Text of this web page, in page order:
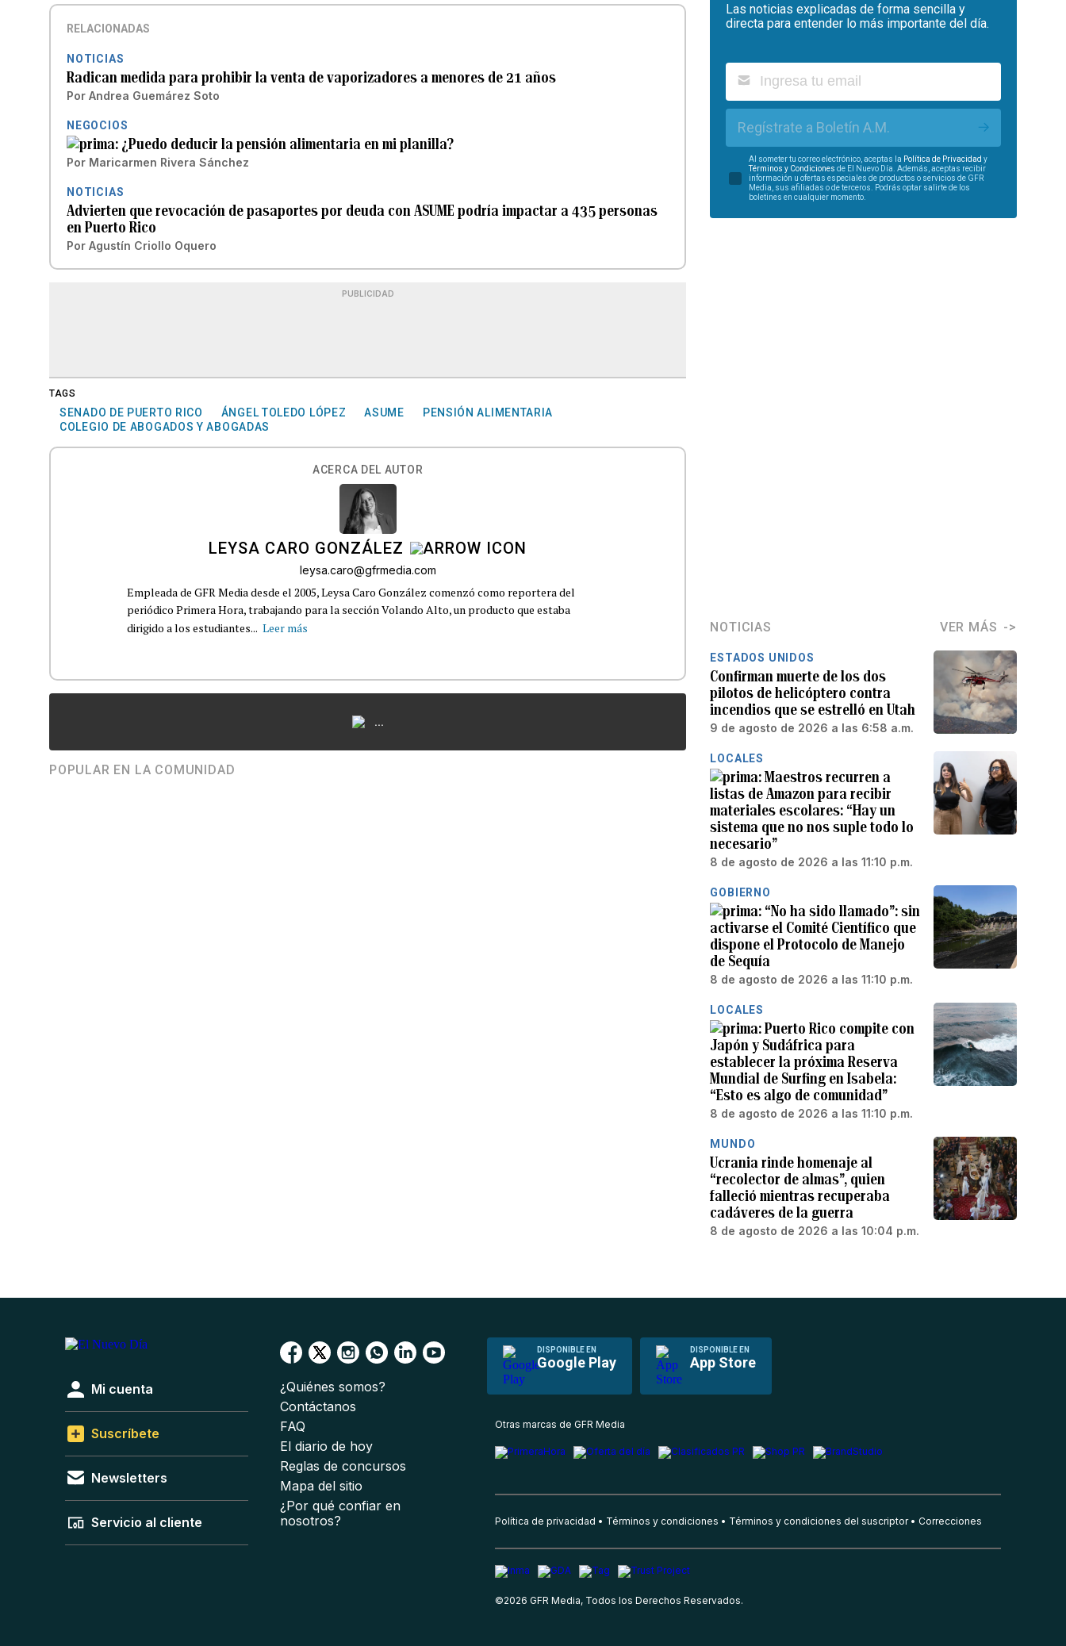
RELACIONADAS
NOTICIAS
Radican medida para prohibir la venta de vaporizadores a menores de 21 años
Por Andrea Guemárez Soto
NEGOCIOS
¿Puedo deducir la pensión alimentaria en mi planilla?
Por Maricarmen Rivera Sánchez
NOTICIAS
Advierten que revocación de pasaportes por deuda con ASUME podría impactar a 435 personas
en Puerto Rico
Por Agustín Criollo Oquero
PUBLICIDAD
TAGS
SENADO DE PUERTO RICO ÁNGEL TOLEDO LÓPEZ ASUME
PENSIÓN ALIMENTARIA
COLEGIO DE ABOGADOS Y ABOGADAS
ACERCA DEL AUTOR
LEYSA CARO GONZÁLEZ
leysa.caro@gfrmedia.com
Empleada de GFR Media desde el 2005, Leysa Caro González comenzó como reportera del
periódico Primera Hora, trabajando para la sección Volando Alto, un producto que estaba
dirigido a los estudiantes... Leer más
...
POPULAR EN LA COMUNIDAD
Las noticias explicadas de forma sencilla y
directa para entender lo más importante del día.
Regístrate a Boletín A.M.
Al someter tu correo electrónico, aceptas la Política de Privacidad y
Términos y Condiciones de El Nuevo Día. Además, aceptas recibir
información u ofertas especiales de productos o servicios de GFR
Media, sus afiliadas o de terceros. Podrás optar salirte de los
boletines en cualquier momento.
NOTICIAS VER MÁS
ESTADOS UNIDOS
Confirman muerte de los dos
pilotos de helicóptero contra
incendios que se estrelló en Utah
9 de agosto de 2026 a las 6:58 a.m.
LOCALES
Maestros recurren a
listas de Amazon para recibir
materiales escolares: “Hay un
sistema que no nos suple todo lo
necesario”
8 de agosto de 2026 a las 11:10 p.m.
GOBIERNO
“No ha sido llamado”: sin
activarse el Comité Científico que
dispone el Protocolo de Manejo
de Sequía
8 de agosto de 2026 a las 11:10 p.m.
LOCALES
Puerto Rico compite con
Japón y Sudáfrica para
establecer la próxima Reserva
Mundial de Surfing en Isabela:
“Esto es algo de comunidad”
8 de agosto de 2026 a las 11:10 p.m.
MUNDO
Ucrania rinde homenaje al
“recolector de almas”, quien
falleció mientras recuperaba
cadáveres de la guerra
8 de agosto de 2026 a las 10:04 p.m.
DISPONIBLE EN
Google Play
DISPONIBLE EN
App Store
Mi cuenta
Suscríbete
Newsletters
Servicio al cliente
¿Quiénes somos?
Contáctanos
FAQ
El diario de hoy
Reglas de concursos
Mapa del sitio
¿Por qué confiar en
nosotros?
Otras marcas de GFR Media
Política de privacidad Términos y condiciones Términos y condiciones del suscriptor Correcciones
©2026 GFR Media, Todos los Derechos Reservados.